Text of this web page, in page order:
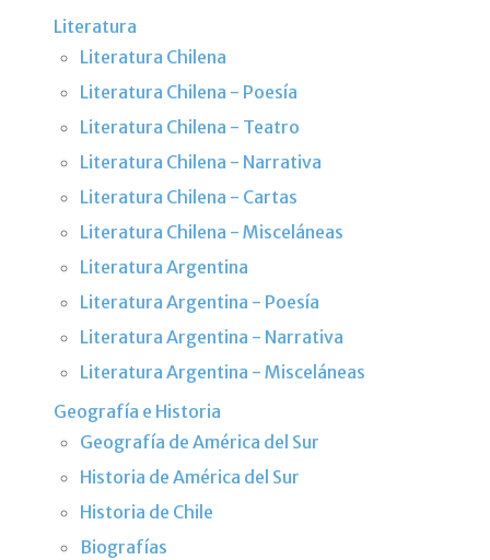
Literatura
Literatura Chilena
Literatura Chilena - Poesía
Literatura Chilena - Teatro
Literatura Chilena - Narrativa
Literatura Chilena - Cartas
Literatura Chilena - Misceláneas
Literatura Argentina
Literatura Argentina - Poesía
Literatura Argentina - Narrativa
Literatura Argentina - Misceláneas
Geografía e Historia
Geografía de América del Sur
Historia de América del Sur
Historia de Chile
Biografías